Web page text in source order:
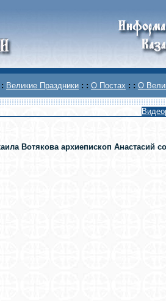
Великие Праздники : : О Постах : : О
Вотякова архиепископ Анастасий